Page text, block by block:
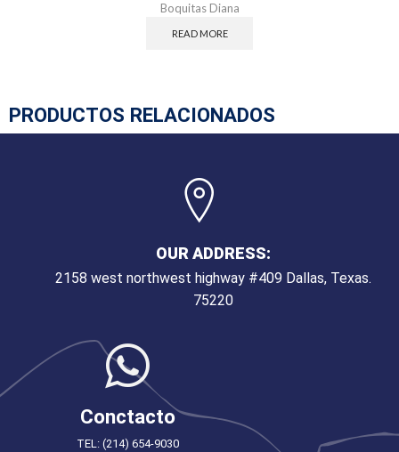
Boquitas Diana
READ MORE
PRODUCTOS RELACIONADOS
OUR ADDRESS:
2158 west northwest highway #409 Dallas, Texas.
75220
Conctacto
TEL: (214) 654-9030